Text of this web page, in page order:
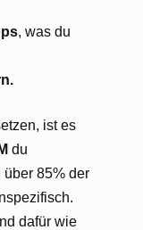
, was du
ist es
du
über 85% der
dafür wie